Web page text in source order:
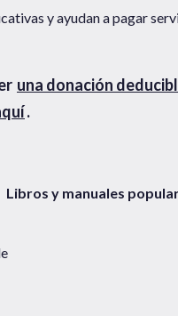
y ayudan a pagar
una donación
.
Libros y manuales